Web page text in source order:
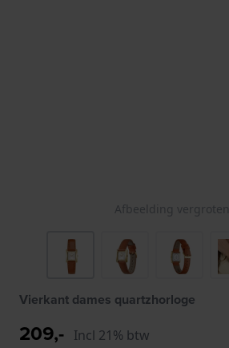
Afbeelding vergroten
Vierkant dames quartzhorloge
209,- Incl 21% btw